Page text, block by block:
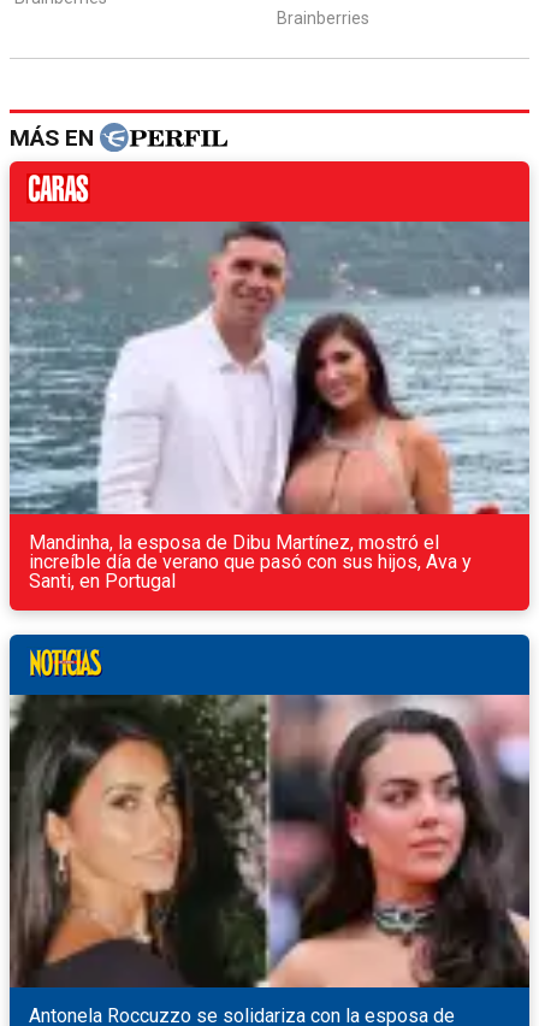
MÁS EN
Mandinha, la esposa de Dibu Martínez, mostró el
increíble día de verano que pasó con sus hijos, Ava y
Santi, en Portugal
Antonela Roccuzzo se solidariza con la esposa de